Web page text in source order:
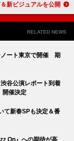
世界観の「いらない」MV＆新ビジュアルを公開
RELATED NEWS
ノート東京で開催 期
谷公演レポート到着
開催決定
て新春SPも決定＆番
On』への期待が高